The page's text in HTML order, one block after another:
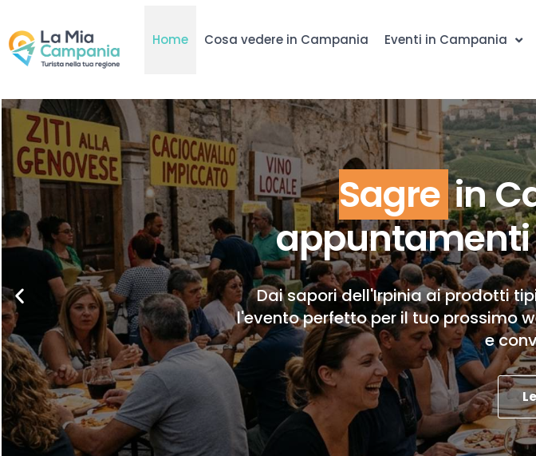
Home Cosa vedere in Campania Eventi in Campania
Sagre in
appuntamenti
Dai sapori dell'Irpinia ai prodotti
l'evento perfetto per il tuo prossimo
e